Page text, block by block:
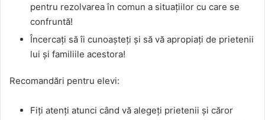
pentru rezolvarea în comun a situațiilor cu care se
confruntă!
Încercați să îi cunoașteți și să vă apropiați de prietenii
lui și familiile acestora!
Recomandări pentru elevi:
Fiți atenți atunci când vă alegeți prietenii și căror